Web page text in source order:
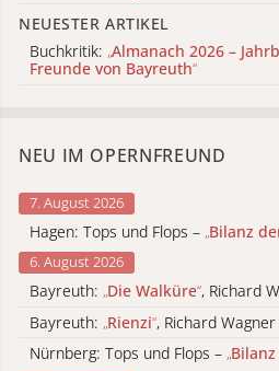
NEUESTER ARTIKEL
Buchkritik: „Almanach 2026 –
Freunde von Bayreuth“
NEU IM OPERNFREUND
7. August 2026
Hagen: Tops und Flops – „Bilanz
6. August 2026
Bayreuth: „Die Walküre“, Richard
Bayreuth: „Rienzi“, Richard
Nürnberg: Tops und Flops – „